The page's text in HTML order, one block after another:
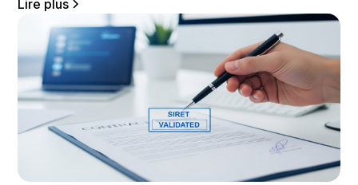
Lire plus